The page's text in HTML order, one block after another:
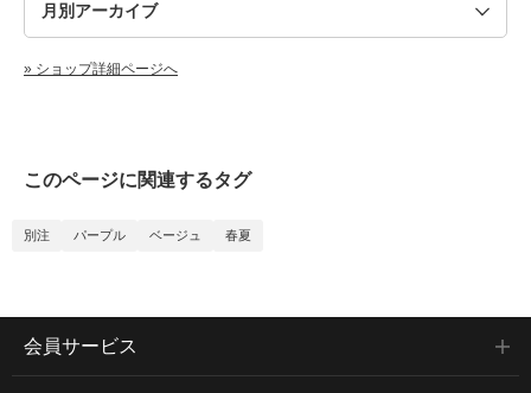
» ショップ詳細ページへ
このページに関連するタグ
別注 パープル ベージュ 春夏
会員サービス